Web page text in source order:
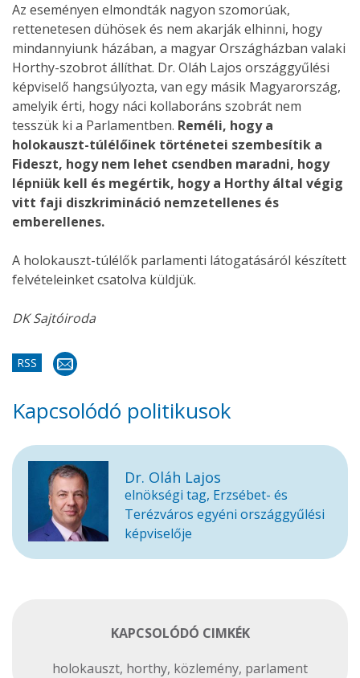
Az eseményen elmondták nagyon szomorúak,
rettenetesen dühösek és nem akarják elhinni, hogy
mindannyiunk házában, a magyar Országházban valaki
Horthy-szobrot állíthat. Dr. Oláh Lajos országgyűlési
képviselő hangsúlyozta, van egy másik Magyarország,
amelyik érti, hogy náci kollaboráns szobrát nem
tesszük ki a Parlamentben. Reméli, hogy a
holokauszt-túlélőinek történetei szembesítik a
Fideszt, hogy nem lehet csendben maradni, hogy
lépniük kell és megértik, hogy a Horthy által végig
vitt faji diszkrimináció nemzetellenes és
emberellenes.
A holokauszt-túlélők parlamenti látogatásáról készített
felvételeinket csatolva küldjük.
DK Sajtóiroda
RSS
Kapcsolódó politikusok
Dr. Oláh Lajos
elnökségi tag, Erzsébet- és
Terézváros egyéni országgyűlési
képviselője
KAPCSOLÓDÓ CIMKÉK
holokauszt, horthy, közlemény, parlament